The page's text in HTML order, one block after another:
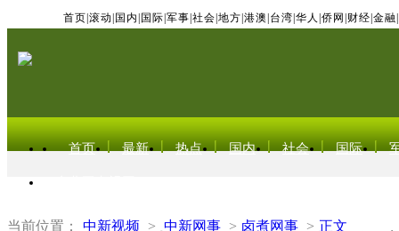
首页 滚动 国内 国际 军事 社会 地方 港澳 台湾 华人 侨网 财经 金融
首页 最新 热点 国内 社会 国际
当前位置： 中新视频 > 中新网事 > 卤煮网事 > 正文